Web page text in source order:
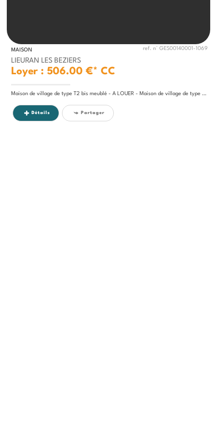
MAISON ref. n° GES00140001-1069
LIEURAN LES BEZIERS
Loyer : 506.00 €* CC
Maison de village de type T2 bis meublé - A LOUER - Maison de village de type 2 bis meublée sur Lieuran-Les-Béziers de...
Détails Partager